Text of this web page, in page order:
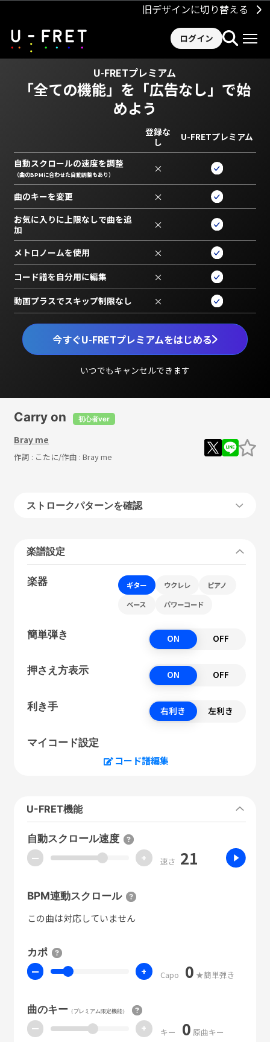
旧デザインに切り替える
ログイン
U-FRETプレミアム
「全ての機能」を 「広告なし」で始
めよう
今すぐU-FRETプレミアムをはじめる
いつでもキャンセルできます
登録な
し
U-FRETプレミアム
自動スクロールの速度を調整
（曲のBPMに合わせた自動調整もあり） ×
曲のキーを変更 ×
お気に入りに上限なしで曲を追
加
×
メトロノームを使用 ×
コード譜を自分用に編集 ×
動画プラスでスキップ制限なし ×
Carry on 初心者ver
Bray me
作詞 : こたに/作曲 : Bray me
ストロークパターンを確認
楽譜設定
楽器 ギター ウクレレ ピアノ
ベース パワーコード
簡単弾き ON OFF
押さえ方表示 ON OFF
利き手 右利き 左利き
マイコード設定
コード譜編集
U-FRET機能
自動スクロール速度
ー + 速さ 21
BPM連動スクロール
この曲は対応していません
カポ
ー + Capo 0 ★簡単弾き
曲のキー（プレミアム限定機能）
ー + キー 0 原曲キー